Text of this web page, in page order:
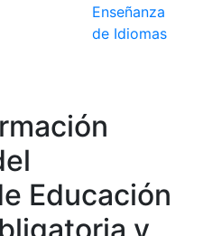
Enseñanza
de Idiomas
Educación